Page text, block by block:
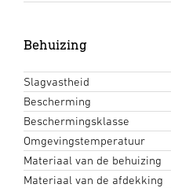
Behuizing
Slagvastheid
Bescherming
Beschermingsklasse
Omgevingstemperatuur
Materiaal van de behuizing
Materiaal van de afdekking